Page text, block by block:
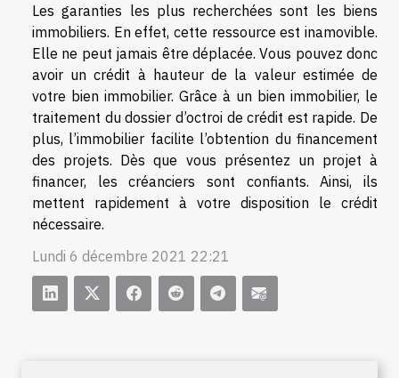
Les garanties les plus recherchées sont les biens
immobiliers. En effet, cette ressource est inamovible.
Elle ne peut jamais être déplacée. Vous pouvez donc
avoir un crédit à hauteur de la valeur estimée de
votre bien immobilier. Grâce à un bien immobilier, le
traitement du dossier d’octroi de crédit est rapide. De
plus, l’immobilier facilite l’obtention du financement
des projets. Dès que vous présentez un projet à
financer, les créanciers sont confiants. Ainsi, ils
mettent rapidement à votre disposition le crédit
nécessaire.
Lundi 6 décembre 2021 22:21